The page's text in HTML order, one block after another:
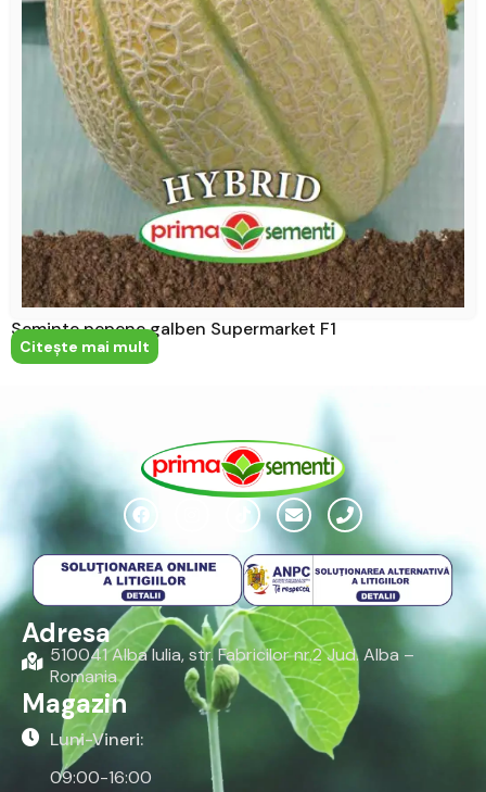
Seminte pepene galben Supermarket F1
Citeşte mai mult
Adresa
510041 Alba Iulia, str. Fabricilor nr.2 Jud. Alba –
Romania
Magazin
Luni-Vineri:
09:00-16:00